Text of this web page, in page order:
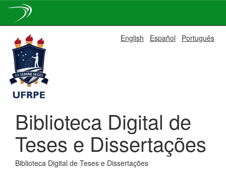
navigation
English Español Português
Biblioteca Digital de
Teses e Dissertações
Biblioteca Digital de Teses e Dissertações